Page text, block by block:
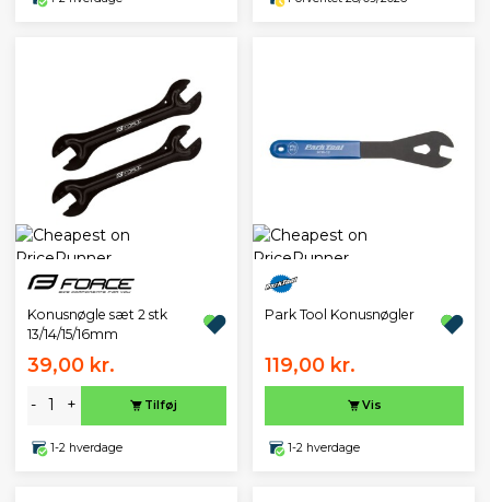
Konusnøgle sæt 2 stk
13/14/15/16mm
39,00 kr.
- + Tilføj
1-2 hverdage
Park Tool Konusnøgler
119,00 kr.
Vis
1-2 hverdage